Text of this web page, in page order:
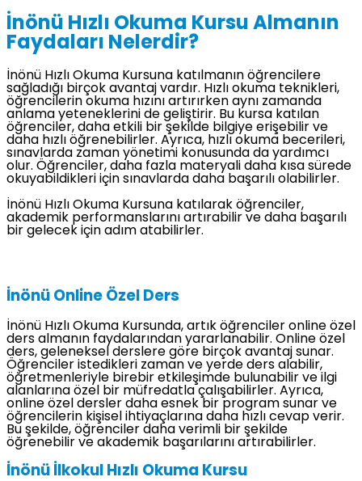
İnönü Hızlı Okuma Kursu Almanın
Faydaları Nelerdir?
İnönü Hızlı Okuma Kursuna katılmanın öğrencilere
sağladığı birçok avantaj vardır. Hızlı okuma teknikleri,
öğrencilerin okuma hızını artırırken aynı zamanda
anlama yeteneklerini de geliştirir. Bu kursa katılan
öğrenciler, daha etkili bir şekilde bilgiye erişebilir ve
daha hızlı öğrenebilirler. Ayrıca, hızlı okuma becerileri,
sınavlarda zaman yönetimi konusunda da yardımcı
olur. Öğrenciler, daha fazla materyali daha kısa sürede
okuyabildikleri için sınavlarda daha başarılı olabilirler.
İnönü Hızlı Okuma Kursuna katılarak öğrenciler,
akademik performanslarını artırabilir ve daha başarılı
bir gelecek için adım atabilirler.
İnönü Online Özel Ders
İnönü Hızlı Okuma Kursunda, artık öğrenciler online özel
ders almanın faydalarından yararlanabilir. Online özel
ders, geleneksel derslere göre birçok avantaj sunar.
Öğrenciler istedikleri zaman ve yerde ders alabilir,
öğretmenleriyle birebir etkileşimde bulunabilir ve ilgi
alanlarına özel bir müfredatla çalışabilirler. Ayrıca,
online özel dersler daha esnek bir program sunar ve
öğrencilerin kişisel ihtiyaçlarına daha hızlı cevap verir.
Bu şekilde, öğrenciler daha verimli bir şekilde
öğrenebilir ve akademik başarılarını artırabilirler.
İnönü İlkokul Hızlı Okuma Kursu